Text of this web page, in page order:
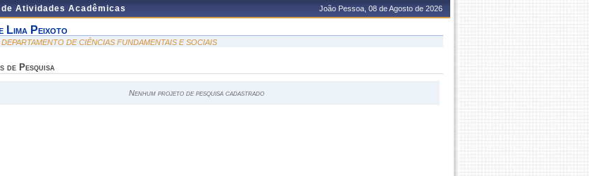
Atividades Acadêmicas João Pessoa, 08 de Agosto de 2026
Lima Peixoto
DE CIÊNCIAS FUNDAMENTAIS E SOCIAIS
de Pesquisa
Nenhum projeto de pesquisa cadastrado